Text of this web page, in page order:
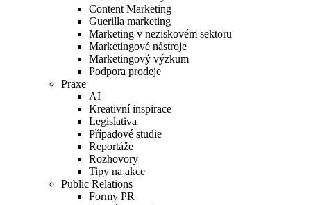
Content Marketing
Guerilla marketing
Marketing v neziskovém sektoru
Marketingové nástroje
Marketingový výzkum
Podpora prodeje
Praxe
AI
Kreativní inspirace
Legislativa
Případové studie
Reportáže
Rozhovory
Tipy na akce
Public Relations
Formy PR